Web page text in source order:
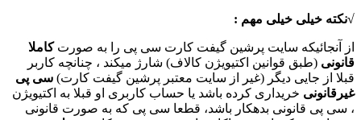
√نکته خیلی خیلی مهم :
از آنجائیکه سایت پرشین گیفت کارت سی پی را به صورتکاملا
قانونی (طبق قوانین اکتیویژن کالاف) شارژ میکند ، چنانچه کاربر
قبلا از جایی دیگر (غیر از سایت معتبر پرشین گیفت کارت) سی پی
غیرقانونی خریداری کرده باشد یا حساب کاربری او قبلا به اکتیویژن
، سی پی قانونی بدهکار باشد، قطعا سی پی که به صورت قانونی